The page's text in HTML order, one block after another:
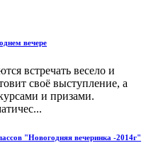
вечере
встречать весело и
своё выступление, а
и призами.
"Новогодняя вечеринка -2014г"